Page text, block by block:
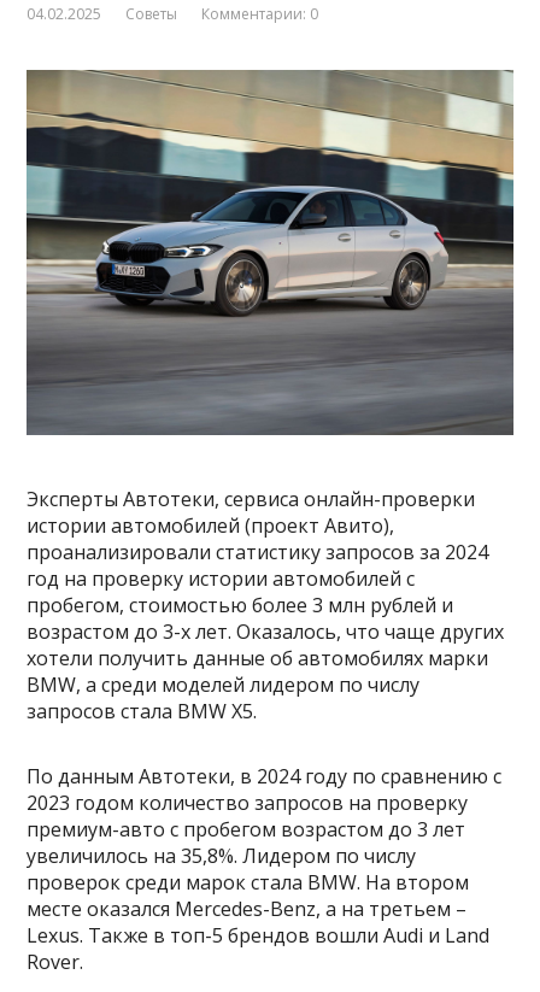
04.02.2025 Советы Комментарии: 0
Эксперты Автотеки, сервиса онлайн-проверки
истории автомобилей (проект Авито),
проанализировали статистику запросов за 2024
год на проверку истории автомобилей с
пробегом, стоимостью более 3 млн рублей и
возрастом до 3-х лет. Оказалось, что чаще других
хотели получить данные об автомобилях марки
BMW, а среди моделей лидером по числу
запросов стала BMW X5.
По данным Автотеки, в 2024 году по сравнению с
2023 годом количество запросов на проверку
премиум-авто с пробегом возрастом до 3 лет
увеличилось на 35,8%. Лидером по числу
проверок среди марок стала BMW. На втором
месте оказался Mercedes-Benz, а на третьем –
Lexus. Также в топ-5 брендов вошли Audi и Land
Rover.